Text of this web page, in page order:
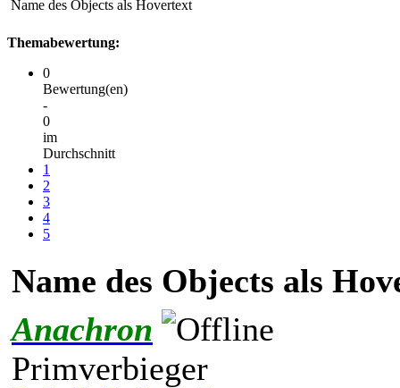
Name des Objects als Hovertext
Themabewertung:
0
Bewertung(en)
-
0
im
Durchschnitt
1
2
3
4
5
Name des Objects als
Anachron
Primverbieger